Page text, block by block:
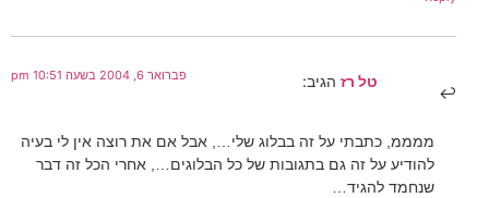
טל רז הגיב: פברואר 6, 2004 בשעה 10:51 pm
ממממ, כתבתי על זה בבלוג שלי…, אבל אם את רוצה אין לי בעיה
להודיע על זה גם בתגובות של כל הבלוגים…, אחרי הכל זה דבר
שנחמד להגיד…